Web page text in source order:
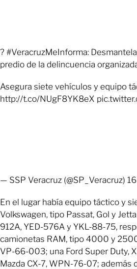
? #VeracruzMeInforma:
predio de la delincuencia
Asegura siete vehículos y equipo
http://t.co/NUgF8YK8eX
— SSP Veracruz (@SP_Veracruz)
En el lugar había equipo táctico y
Volkswagen, tipo Passat, Gol y
912A, YED-576A y YKL-88-75,
camionetas RAM, tipo 4000 y
VP-66-003; una Ford Super Duty,
Mazda CX-7, WPN-76-07; además